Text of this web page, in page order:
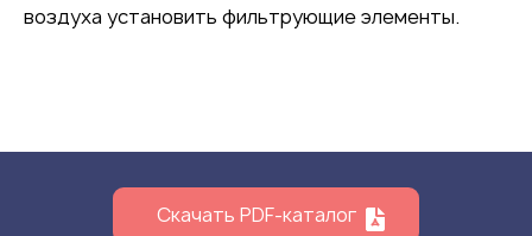
воздуха установить фильтрующие элементы.
Скачать PDF-каталог